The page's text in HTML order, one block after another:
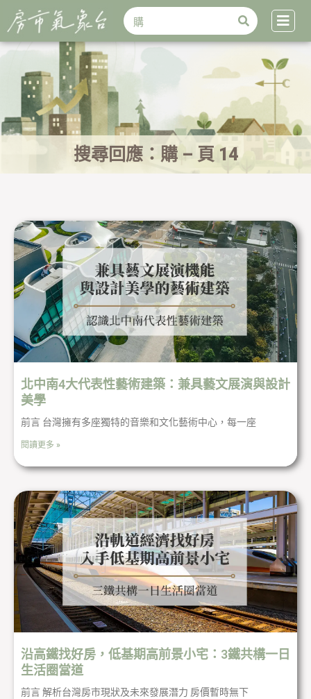
搜
尋
搜
尋
搜尋回應：購 – 頁 14
北中南4大代表性藝術建築：兼具藝文展演與設計
美學
前言 台灣擁有多座獨特的音樂和文化藝術中心，每一座
閱讀更多 »
沿高鐵找好房，低基期高前景小宅：3鐵共構一日
生活圈當道
前言 解析台灣房市現狀及未來發展潛力 房價暫時無下
面
頁
面
頁
面
頁
面
頁
面
頁
面
頁
面